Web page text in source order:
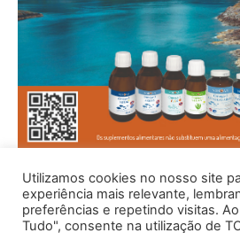
Utilizamos cookies no nosso site
experiência mais relevante,
preferências e repetindo visitas.
Tudo", consente na utilização de